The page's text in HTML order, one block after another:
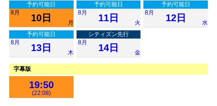
予約可能日
8月
10日 月
予約可能日
8月
11日 火
予約可能日
8月
12日
水
予約可能日
8月
13日 木
シティズン先行
8月
14日 金
字幕版
19:50
(22:08)